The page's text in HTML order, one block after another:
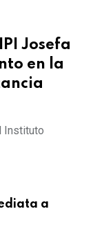
Josefa
en la
Instituto
a